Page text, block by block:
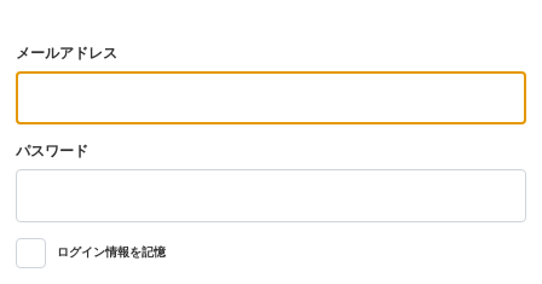
メールアドレス
パスワード
ログイン情報を記憶